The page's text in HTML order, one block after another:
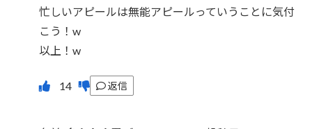
忙しいアピールは無能アピールっていうことに気付
こう！w
以上！w
返信